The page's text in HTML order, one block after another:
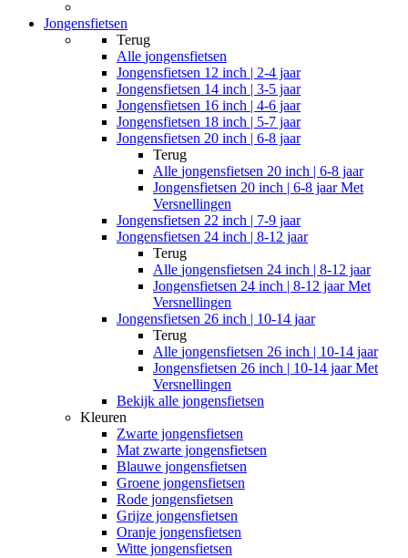
Jongensfietsen
Terug
Alle jongensfietsen
Jongensfietsen 12 inch | 2-4 jaar
Jongensfietsen 14 inch | 3-5 jaar
Jongensfietsen 16 inch | 4-6 jaar
Jongensfietsen 18 inch | 5-7 jaar
Jongensfietsen 20 inch | 6-8 jaar
Terug
Alle jongensfietsen 20 inch | 6-8 jaar
Jongensfietsen 20 inch | 6-8 jaar Met
Versnellingen
Jongensfietsen 22 inch | 7-9 jaar
Jongensfietsen 24 inch | 8-12 jaar
Terug
Alle jongensfietsen 24 inch | 8-12 jaar
Jongensfietsen 24 inch | 8-12 jaar Met
Versnellingen
Jongensfietsen 26 inch | 10-14 jaar
Terug
Alle jongensfietsen 26 inch | 10-14 jaar
Jongensfietsen 26 inch | 10-14 jaar Met
Versnellingen
Bekijk alle jongensfietsen
Kleuren
Zwarte jongensfietsen
Mat zwarte jongensfietsen
Blauwe jongensfietsen
Groene jongensfietsen
Rode jongensfietsen
Grijze jongensfietsen
Oranje jongensfietsen
Witte jongensfietsen